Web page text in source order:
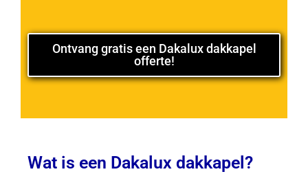
Ontvang gratis een Dakalux dakkapel
offerte!
Wat is een Dakalux dakkapel?